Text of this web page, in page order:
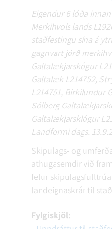
Eigendur 6 lóða
Merkihvols lands
staðfestingu sína á
gagnvart jörð
Galtalækjarskógur
Galtalæk L214752,
L214751, Birkilundur
Sólberg
Galtalækjarsklógur
Landformi dags.
Skipulags- og
athugasemdir við
felur
landeignaskrár til
Fylgiskjöl: